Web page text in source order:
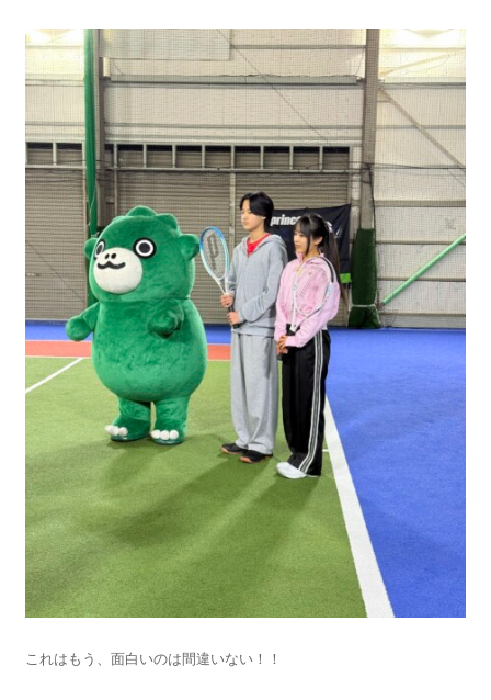
これはもう、面白いのは間違いない！！